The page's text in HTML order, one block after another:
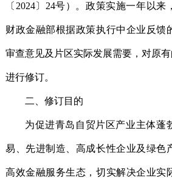
〔2024〕24号）。政策实施一年以来
财政金融部根据政策执行中企业反馈
审查意见及片区实际发展需要，对原
进行修订。
二、修订目的
为促进青岛自贸片区产业主体蓬
易、先进制造、高成长性企业及绿色
高效金融服务生态，切实解决企业实